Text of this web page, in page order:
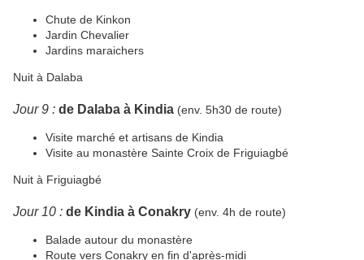
Chute de Kinkon
Jardin Chevalier
Jardins maraichers
Nuit à Dalaba
Jour 9 : de Dalaba à Kindia (env. 5h30 de route)
Visite marché et artisans de Kindia
Visite au monastère Sainte Croix de Friguiagbé
Nuit à Friguiagbé
Jour 10 : de Kindia à Conakry (env. 4h de route)
Balade autour du monastère
Route vers Conakry en fin d'après-midi